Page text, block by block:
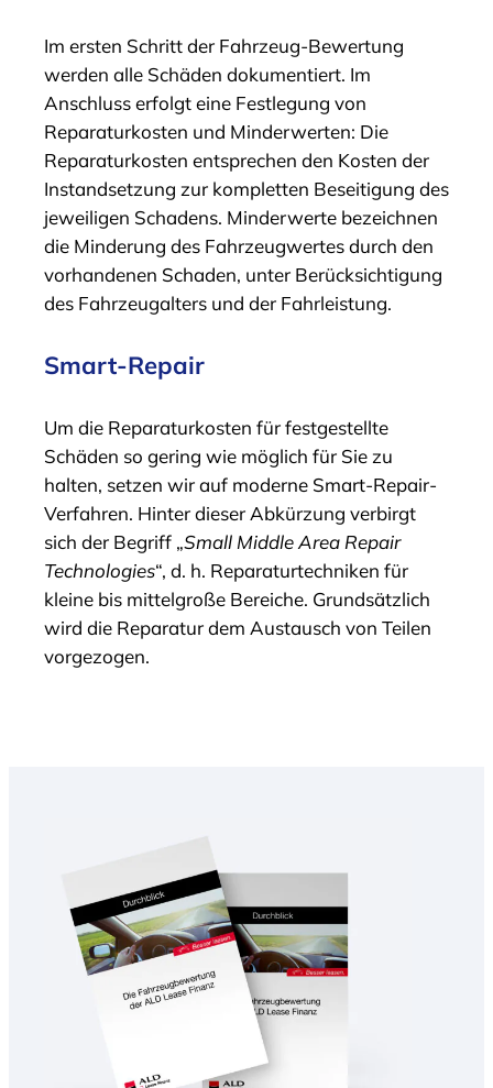
Im ersten Schritt der Fahrzeug-Bewertung
werden alle Schäden dokumentiert. Im
Anschluss erfolgt eine Festlegung von
Reparaturkosten und Minderwerten: Die
Reparaturkosten entsprechen den Kosten der
Instandsetzung zur kompletten Beseitigung des
jeweiligen Schadens. Minderwerte bezeichnen
die Minderung des Fahrzeugwertes durch den
vorhandenen Schaden, unter Berücksichtigung
des Fahrzeugalters und der Fahrleistung.
Smart-Repair
Um die Reparaturkosten für festgestellte
Schäden so gering wie möglich für Sie zu
halten, setzen wir auf moderne Smart-Repair-
Verfahren. Hinter dieser Abkürzung verbirgt
sich der Begriff „Small Middle Area Repair
Technologies“, d. h. Reparaturtechniken für
kleine bis mittelgroße Bereiche. Grundsätzlich
wird die Reparatur dem Austausch von Teilen
vorgezogen.